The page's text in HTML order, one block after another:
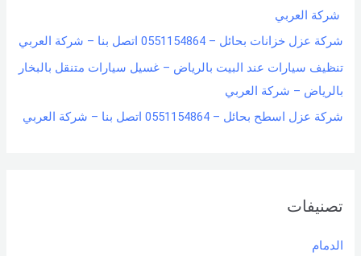
شركة العربي
شركة عزل خزانات بحائل – 0551154864 اتصل بنا – شركة العربي
تنظيف سيارات عند البيت بالرياض – غسيل سيارات متنقل بالبخار
بالرياض – شركة العربي
شركة عزل اسطح بحائل – 0551154864 اتصل بنا – شركة العربي
تصنيفات
الدمام